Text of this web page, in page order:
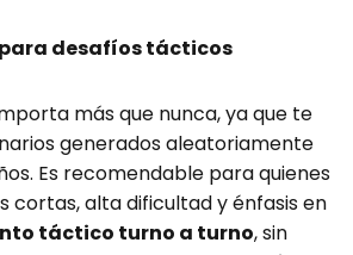
desafíos tácticos
más que nunca, ya que te
generados aleatoriamente
Es recomendable para quienes
cortas, alta dificultad y énfasis en
táctico turno a turno, sin